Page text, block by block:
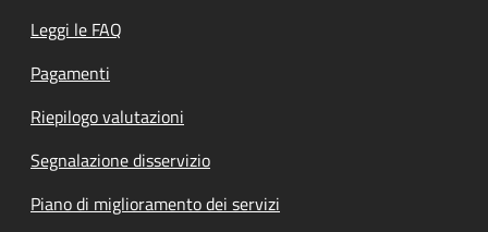
Leggi le FAQ
Pagamenti
Riepilogo valutazioni
Segnalazione disservizio
Piano di miglioramento dei servizi